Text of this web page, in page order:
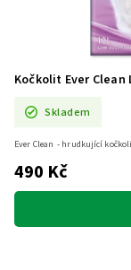
Kočkolit Ever Clean
Skladem
490 Kč
Ever Clean - hrudkující